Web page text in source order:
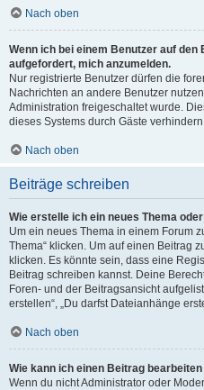
Nach oben
Wenn ich bei einem Benutzer auf den
aufgefordert, mich anzumelden.
Nur registrierte Benutzer dürfen die
Nachrichten an andere Benutzer
Administration freigeschaltet wurde.
dieses Systems durch Gäste
Nach oben
Beiträge schreiben
Wie erstelle ich ein neues Thema
Um ein neues Thema in einem Forum
Thema“ klicken. Um auf einen Beitrag
klicken. Es könnte sein, dass eine
Beitrag schreiben kannst. Deine
Foren- und der Beitragsansicht
erstellen“, „Du darfst Dateianhänge
Nach oben
Wie kann ich einen Beitrag
Wenn du nicht Administrator oder